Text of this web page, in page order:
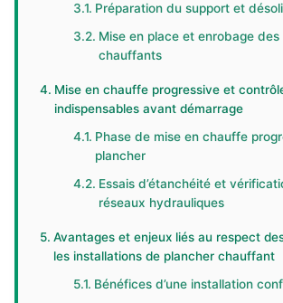
Préparation du support et
Mise en place et enrobage
chauffants
Mise en chauffe progressive et
indispensables avant démarrage
Phase de mise en chauffe
plancher
Essais d’étanchéité et
réseaux hydrauliques
Avantages et enjeux liés au respect
les installations de plancher chauffant
Bénéfices d’une installation